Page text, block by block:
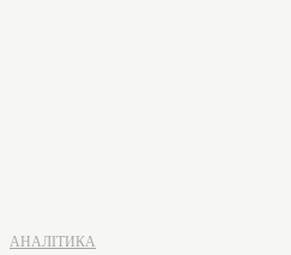
АНАЛІТИКА